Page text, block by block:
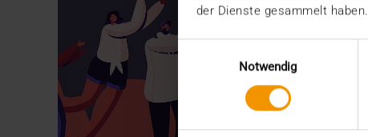
der Dienste gesammelt haben.
Einwilligungsauswahl
Notwendig